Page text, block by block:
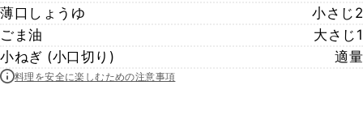
薄口しょうゆ
小さじ2
ごま油
大さじ1
小ねぎ (小口切り)
適量
料理を安全に楽しむための注意事項